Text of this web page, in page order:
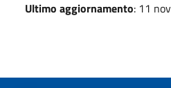
Ultimo aggiornamento: 11